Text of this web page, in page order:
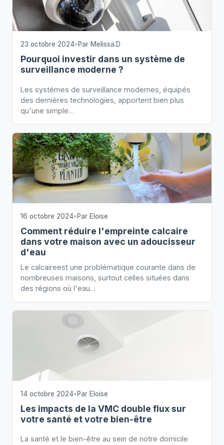
23 octobre 2024• Par Melissa.D
Pourquoi investir dans un système de
surveillance moderne ?
Les systèmes de surveillance modernes, équipés
des dernières technologies, apportent bien plus
qu'une simple…
16 octobre 2024• Par Eloise
Comment réduire l'empreinte calcaire
dans votre maison avec un adoucisseur
d'eau
Le calcaireest une problématique courante dans de
nombreuses maisons, surtout celles situées dans
des régions où l'eau…
14 octobre 2024•Par Eloise
Les impacts de la VMC double flux sur
votre santé et votre bien-être
La santé et le bien-être au sein de notre domicile